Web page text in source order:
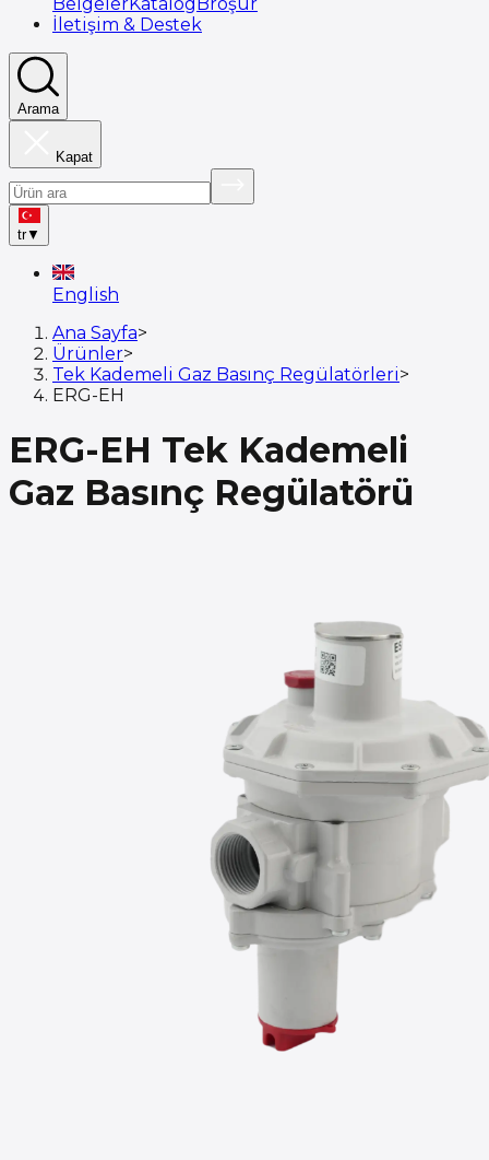
İletişim & Destek
Arama
Kapat
tr▼
English
Ana Sayfa>
Ürünler>
Tek Kademeli Gaz Basınç Regülatörleri>
ERG-EH
ERG-EH Tek Kademeli
Gaz Basınç Regülatörü